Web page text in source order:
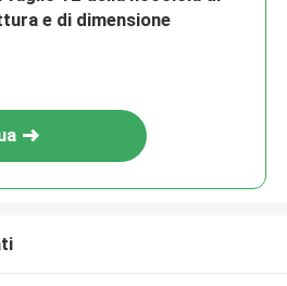
e di dimensione